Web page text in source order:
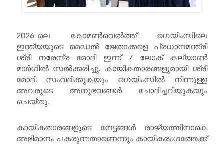
2026-ലെ കോമൺവെൽത്ത് ഗെയിംസിലെ
ഇന്ത്യയുടെ മെഡൽ ജേതാക്കളെ പ്രധാനമന്ത്രി
ശ്രീ നരേന്ദ്ര മോദി ഇന്ന് 7 ലോക് കല്യാൺ
മാർഗിൽ സൽക്കരിച്ചു. കായികതാരങ്ങളുമായി ശ്രീ
മോദി സംവദിക്കുകയും ഗെയിംസിൽ നിന്നുള്ള
അവരുടെ അനുഭവങ്ങൾ ചോദിച്ചറിയുകയും
ചെയ്തു.
കായികതാരങ്ങളുടെ നേട്ടങ്ങൾ രാജ്യത്തിനാകെ
അഭിമാനം പകരുന്നതാണെന്നും‌ കായികരംഗത്തേക്ക്